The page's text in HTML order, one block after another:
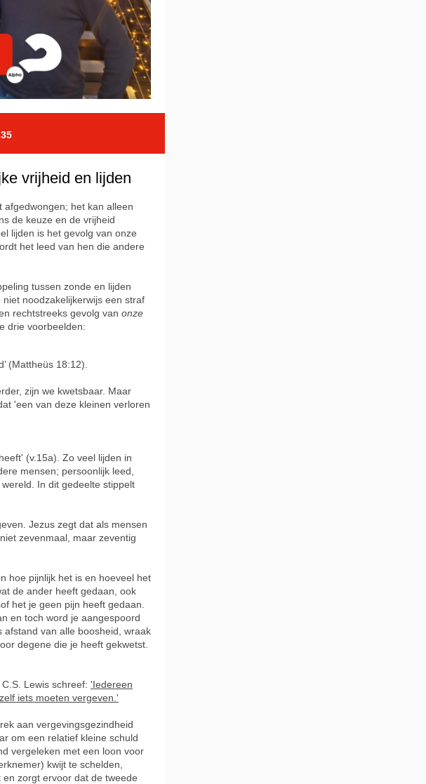
vrijheid en lijden
het kan alleen
de keuze en de vrijheid
lijden is het gevolg van onze
het leed van hen die andere
tussen zonde en lijden
noodzakelijkerwijs een straf
rechtstreeks gevolg van onze
drie voorbeelden:
(Mattheüs 18:12).
zijn we kwetsbaar. Maar
'een van deze kleinen verloren
(v.15a). Zo veel lijden in
mensen; persoonlijk leed,
In dit gedeelte stippelt
Jezus zegt dat als mensen
zevenmaal, maar zeventig
hoe pijnlijk het is en hoeveel het
de ander heeft gedaan, ook
het je geen pijn heeft gedaan.
en toch word je aangespoord
van alle boosheid, wraak
degene die je heeft gekwetst.
Lewis schreef: 'Iedereen
iets moeten vergeven.'
aan vergevingsgezindheid
om een relatief kleine schuld
vergeleken met een loon voor
kwijt te schelden,
zorgt ervoor dat de tweede